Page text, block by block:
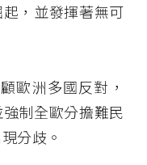
，並發揮著無可
歐洲多國反對，
制全歐分擔難民
分歧。